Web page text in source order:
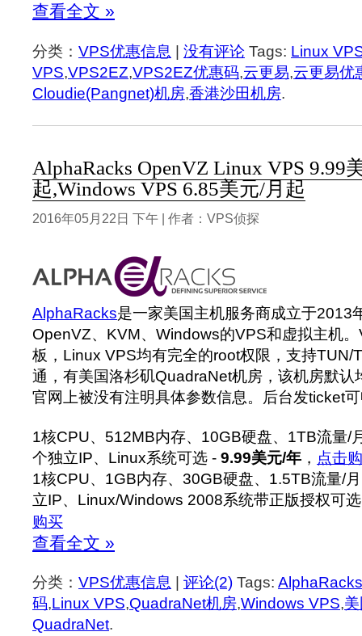
查看全文 »
分类： VPS优惠信息 | 没有评论 Tags: Linux
VPS,VPS2EZ,VPS2EZ优惠码,云更易,云更易优
Cloudie(Pangnet)机房,香港沙田机房.
AlphaRacks OpenVZ Linux VPS 9.99
起,Windows VPS 6.85美元/月起
2016年05月22日 下午 | 作者：VPS侦探
AlphaRacks是一家美国主机服务商成立于2013
OpenVZ、KVM、Windows的VPS和虚拟主机
板，Linux VPS均有完全的root权限，支持TUN/
通，有美国洛杉矶QuadraNet机房，该机房默认
官网上被没有注明具体参数信息。后台发ticket
1核CPU、512MB内存、10GB硬盘、1TB流量/
个独立IP、Linux系统可选 - 9.99美元/年 ， 点击
1核CPU、1GB内存、30GB硬盘、1.5TB流量/
立IP、Linux/Windows 2008系统带正版授权可
购买
查看全文 »
分类： VPS优惠信息 评论(2) Tags: AlphaRacks
码,Linux VPS,QuadraNet机房,Windows VPS,
QuadraNet.